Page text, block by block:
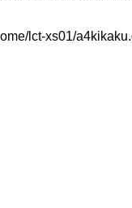
lct-xs01/